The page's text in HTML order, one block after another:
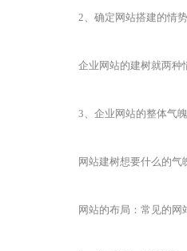
2、确定网站搭建的情势
企业网站的建树就两种情
3、企业网站的整体气魄
网站建树想要什么的气魄
网站的布局：常见的网站